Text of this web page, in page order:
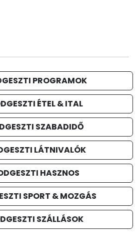
PROGRAMOK
ÉTEL & ITAL
SZABADIDŐ
LÁTNIVALÓK
HASZNOS
SPORT & MOZGÁS
SZÁLLÁSOK